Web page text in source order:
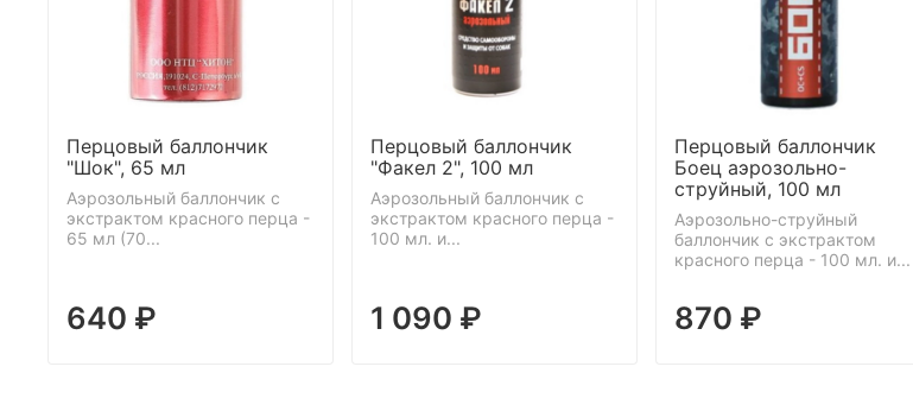
Перцовый баллончик
"Шок", 65 мл
Аэрозольный баллончик с
экстрактом красного перца -
65 мл (70...
640 ₽
Перцовый баллончик
"Факел 2", 100 мл
Аэрозольный баллончик с
экстрактом красного перца -
100 мл. и...
1 090 ₽
Перцовый баллончик
Боец аэрозольно-
струйный, 100 мл
Аэрозольно-струйный
баллончик с экстрактом
красного перца - 100 мл. и...
870 ₽